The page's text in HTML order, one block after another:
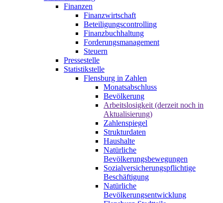
Finanzen
Finanzwirtschaft
Beteiligungscontrolling
Finanzbuchhaltung
Forderungsmanagement
Steuern
Pressestelle
Statistikstelle
Flensburg in Zahlen
Monatsabschluss
Bevölkerung
Arbeitslosigkeit (derzeit noch in
Aktualisierung)
Zahlenspiegel
Strukturdaten
Haushalte
Natürliche
Bevölkerungsbewegungen
Sozialversicherungspflichtige
Beschäftigung
Natürliche
Bevölkerungsentwicklung